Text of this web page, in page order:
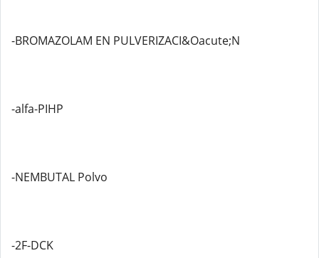
-BROMAZOLAM EN PULVERIZACI&Oacute;N
-alfa-PIHP
-NEMBUTAL Polvo
-2F-DCK